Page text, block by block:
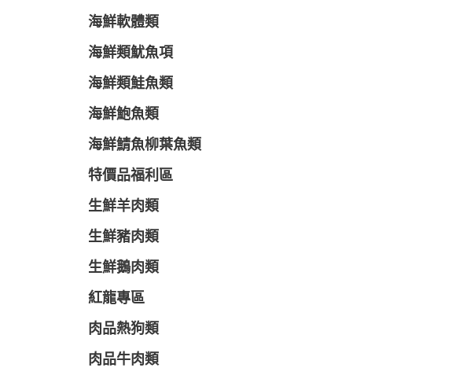
海鮮軟體類
海鮮類魷魚項
海鮮類鮭魚類
海鮮鮑魚類
海鮮鯖魚柳葉魚類
特價品福利區
生鮮羊肉類
生鮮豬肉類
生鮮鵝肉類
紅龍專區
肉品熱狗類
肉品牛肉類